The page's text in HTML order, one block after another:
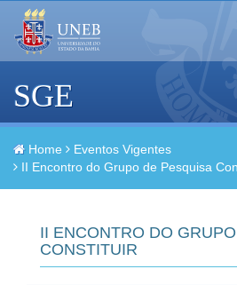
SGE
Home
Eventos Vigentes
II Encontro do Grupo de Pesquisa
II ENCONTRO DO
CONSTITUIR